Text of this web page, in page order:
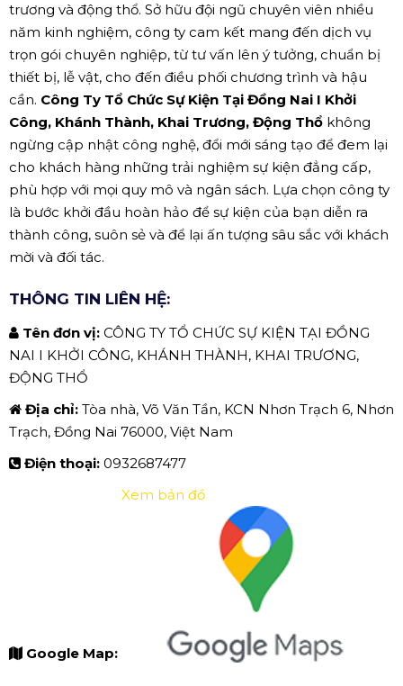
trương và động thổ. Sở hữu đội ngũ chuyên viên nhiều
năm kinh nghiệm, công ty cam kết mang đến dịch vụ
trọn gói chuyên nghiệp, từ tư vấn lên ý tưởng, chuẩn bị
thiết bị, lễ vật, cho đến điều phối chương trình và hậu
cần. Công Ty Tổ Chức Sự Kiện Tại Đồng Nai I Khởi
Công, Khánh Thành, Khai Trương, Động Thổ không
ngừng cập nhật công nghệ, đổi mới sáng tạo để đem lại
cho khách hàng những trải nghiệm sự kiện đẳng cấp,
phù hợp với mọi quy mô và ngân sách. Lựa chọn công ty
là bước khởi đầu hoàn hảo để sự kiện của bạn diễn ra
thành công, suôn sẻ và để lại ấn tượng sâu sắc với khách
mời và đối tác.
THÔNG TIN LIÊN HỆ:
Tên đơn vị: CÔNG TY TỔ CHỨC SỰ KIỆN TẠI ĐỒNG
NAI I KHỞI CÔNG, KHÁNH THÀNH, KHAI TRƯƠNG,
ĐỘNG THỔ
Địa chỉ: Tòa nhà, Võ Văn Tần, KCN Nhơn Trạch 6, Nhơn
Trạch, Đồng Nai 76000, Việt Nam
Điện thoại: 0932687477
Google Map:
Xem bản đồ